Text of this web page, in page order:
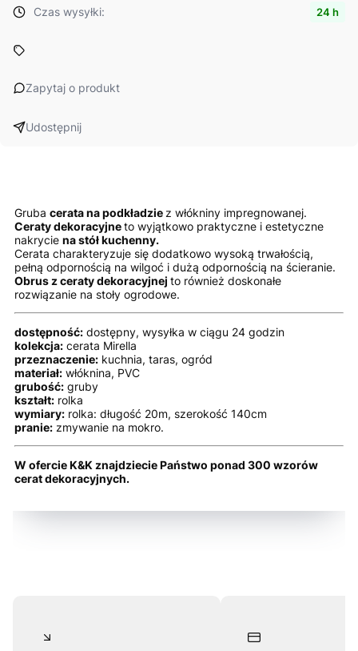
Czas wysyłki: 24 h
Zapytaj o produkt
Udostępnij
Gruba cerata na podkładzie z włókniny impregnowanej.
Ceraty dekoracyjneto wyjątkowo praktyczne i estetyczne
nakrycie na stół kuchenny.
Cerata charakteryzuje się dodatkowo wysoką trwałością,
pełną odpornością na wilgoć i dużą odpornością na ścieranie.
Obrus z ceraty dekoracyjnej to również doskonałe
rozwiązanie na stoły ogrodowe.
dostępność: dostępny, wysyłka w ciągu 24 godzin
kolekcja: cerata Mirella
przeznaczenie: kuchnia, taras, ogród
materiał: włóknina, PVC
grubość: gruby
kształt: rolka
wymiary: rolka: długość 20m, szerokość 140cm
pranie: zmywanie na mokro.
W ofercie K&K znajdziecie Państwo ponad 300 wzorów
cerat dekoracyjnych.